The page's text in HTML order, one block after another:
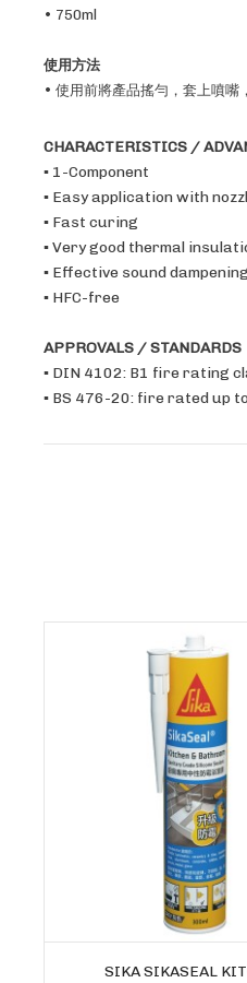
• 750ml
使用方法
• 使用前將產品搖勻，套上噴嘴
CHARACTERISTICS /
▪ 1-Component
▪ Easy application with
▪ Fast curing
▪ Very good thermal
▪ Effective sound dampening
▪ HFC-free
APPROVALS / STANDARDS
▪ DIN 4102: B1 fire rating
▪ BS 476-20: fire rated up
SIKA SIKASEAL